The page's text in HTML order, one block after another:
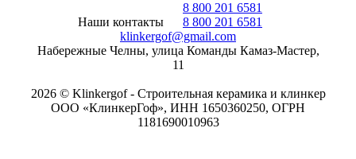
Наши контакты
8 800 201 6581
8 800 201 6581
klinkergof@gmail.com
Набережные Челны, улица Команды Камаз-Мастер,
11
2026 © Klinkergof - Строительная керамика и клинкер
ООО «КлинкерГоф», ИНН 1650360250, ОГРН
1181690010963